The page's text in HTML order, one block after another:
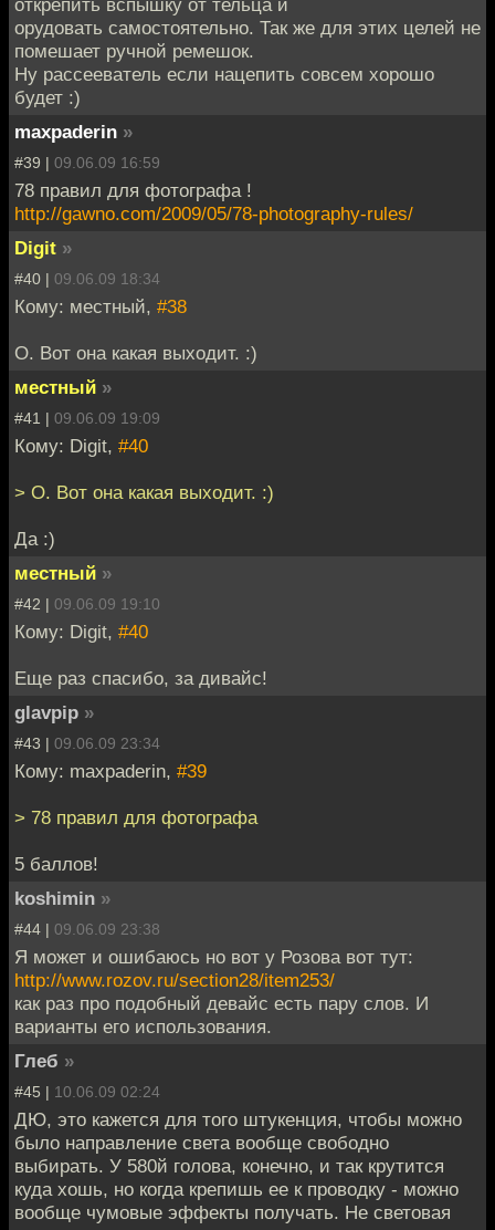
орудовать самостоятельно. Так же для этих целей не
помешает ручной ремешок.
Ну рассееватель если нацепить совсем хорошо
будет :)
maxpaderin »
#39 | 09.06.09 16:59
78 правил для фотографа !
http://gawno.com/2009/05/78-photography-rules/
Digit »
#40 | 09.06.09 18:34
Кому: местный, #38
О. Вот она какая выходит. :)
местный »
#41 | 09.06.09 19:09
Кому: Digit, #40
> О. Вот она какая выходит. :)
Да :)
местный »
#42 | 09.06.09 19:10
Кому: Digit, #40
Еще раз спасибо, за дивайс!
glavpip »
#43 | 09.06.09 23:34
Кому: maxpaderin, #39
> 78 правил для фотографа
5 баллов!
koshimin »
#44 | 09.06.09 23:38
Я может и ошибаюсь но вот у Розова вот тут:
http://www.rozov.ru/section28/item253/
как раз про подобный девайс есть пару слов. И
варианты его использования.
Глеб »
#45 | 10.06.09 02:24
ДЮ, это кажется для того штукенция, чтобы можно
было направление света вообще свободно
выбирать. У 580й голова, конечно, и так крутится
куда хошь, но когда крепишь ее к проводку - можно
вообще чумовые эффекты получать. Не световая